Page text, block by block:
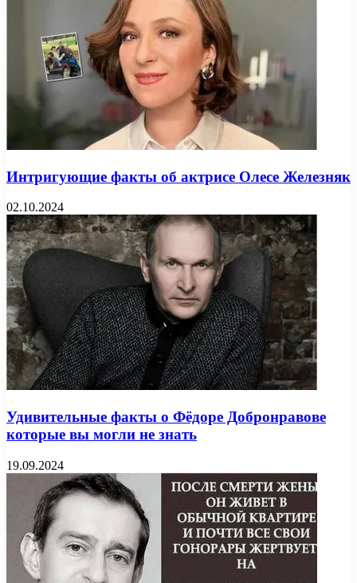
Интригующие факты об актрисе Олесе Железняк
02.10.2024
Удивительные факты о Фёдоре Добронравове
которые вы могли не знать
19.09.2024